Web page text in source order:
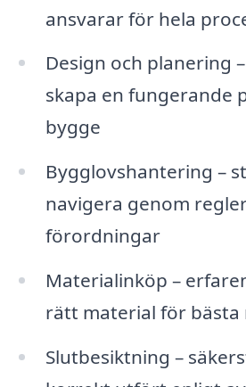
ansvarar för hela
Design och planering
skapa en fungerande
bygge
Bygglovshantering –
navigera genom
förordningar
Materialinköp –
rätt material för bästa
Slutbesiktning –